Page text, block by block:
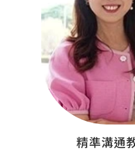
精準溝通